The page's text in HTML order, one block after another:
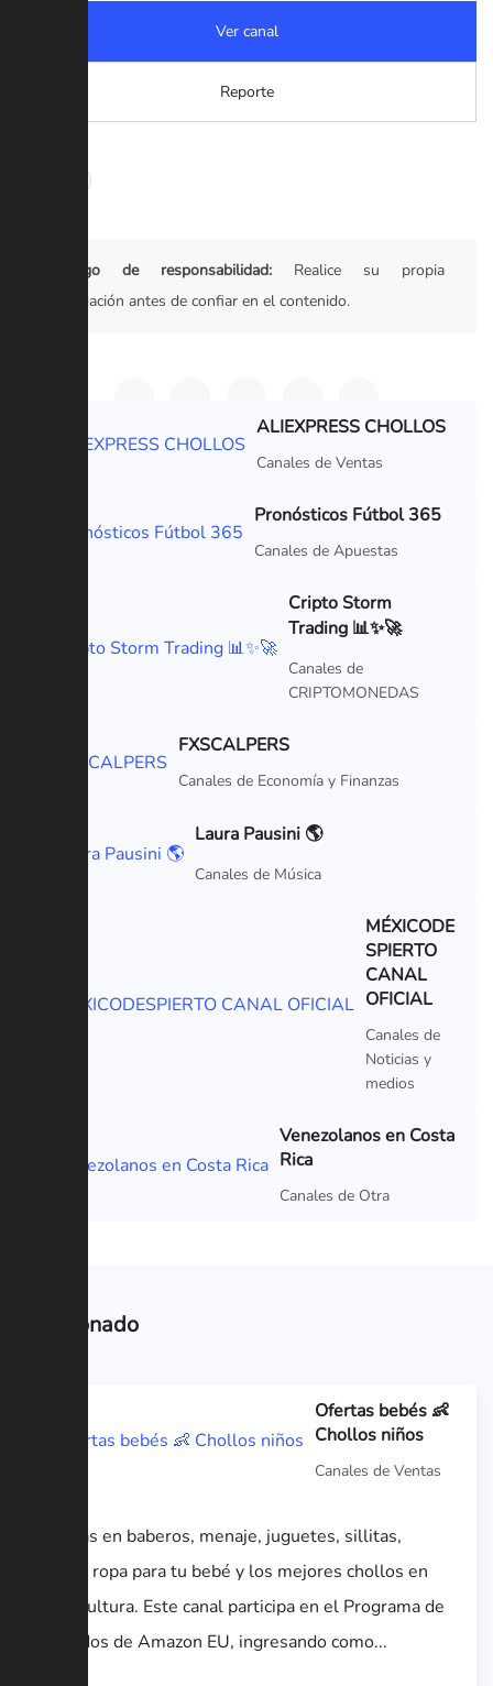
Ver canal
Reporte
Descargo de responsabilidad: Realice su propia
investigación antes de confiar en el contenido.
ALIEXPRESS CHOLLOS
Canales de Ventas
Pronósticos Fútbol 365
Canales de Apuestas
Cripto Storm
Trading 📊✨🚀
Canales de
CRIPTOMONEDAS
FXSCALPERS
Canales de Economía y Finanzas
Laura Pausini 🌎
Canales de Música
MÉXICODE
SPIERTO
CANAL
OFICIAL
Canales de
Noticias y
medios
Venezolanos en Costa
Rica
Canales de Otra
Relacionado
Ofertas bebés 👶
Chollos niños
Canales de Ventas
Ofertas en baberos, menaje, juguetes, sillitas,
cunas, ropa para tu bebé y los mejores chollos en
puericultura. Este canal participa en el Programa de
Afiliados de Amazon EU, ingresando como...